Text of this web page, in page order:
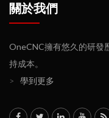
關於我們
OneCNC擁有悠久的研發
持成本。
>
學到更多